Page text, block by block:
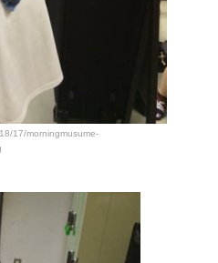
17/morningmusume-